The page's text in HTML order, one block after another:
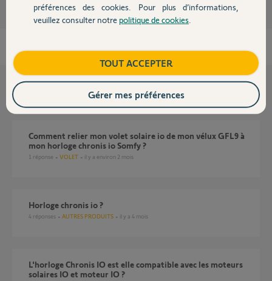
Contact
Questions liées
Comment relier mon volet solaire io de mon vélux GFL9 à
mon horloge chronis io Somfy ?
1 réponse VOLET il y a environ 2 mois
Horloge chronis io ?
4 réponses AUTRES PRODUITS il y a 4 mois
L'horloge Chronis IO est elle compatible avec les moteurs
solaires IO et moteur IO ?
préférences des cookies. Pour plus d’informations,
veuillez consulter notre politique de cookies
TOUT ACCEPTER
Gérer mes préférences